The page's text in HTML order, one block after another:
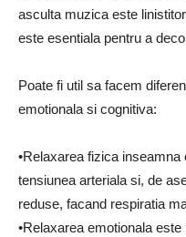
asculta muzica este
este esentiala pentru a
Poate fi util sa facem
emotionala si cognitiva:
•Relaxarea fizica
tensiunea arteriala si, de
reduse, facand respiratia
•Relaxarea emotionala